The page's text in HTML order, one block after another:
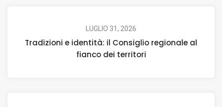
LUGLIO 31, 2026
Tradizioni e identità: il Consiglio regionale al
fianco dei territori